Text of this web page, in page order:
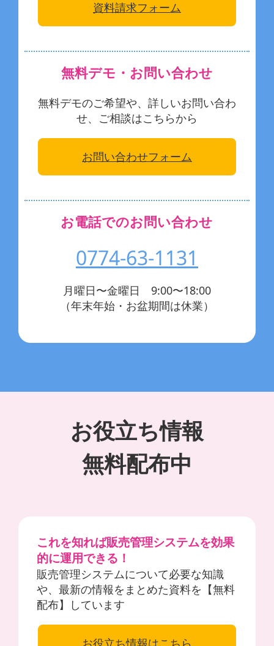
資料請求フォーム
無料デモ・お問い合わせ
無料デモのご希望や、詳しいお問い合わ
せ、ご相談はこちらから
お問い合わせフォーム
お電話でのお問い合わせ
0774-63-1131
月曜日〜金曜日 9:00〜18:00
（年末年始・お盆期間は休業）
お役立ち情報
無料配布中
これを知れば販売管理システムを効果
的に運用できる！
販売管理システムについて必要な知識
や、最新の情報をまとめた資料を【無料
配布】しています
お役立ち情報はこちら